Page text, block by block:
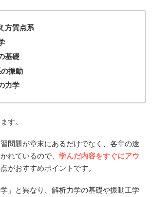
方質点系
基礎
振動
力学
す。
問題が章末にあるだけでなく、各章の途
れているので、 学んだ内容をすぐにアウ
点がおすすめポイントです。
」と異なり、解析力学の基礎や振動工学